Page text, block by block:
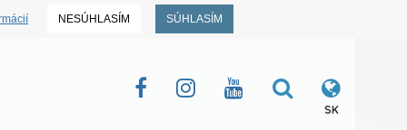
NESÚHLASÍM SÚHLASÍM
SK